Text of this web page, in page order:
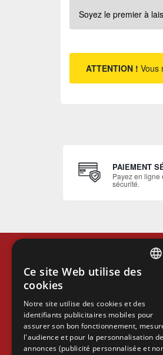
Soyez le premier à
ATTENTION ! Vous
PAIEMENT
Payez en ligne
sécurité.
Ce site Web utilise des
cookies
Notre site utilise des cookies et des
identifiants publicitaires mobiles pour
assurer son bon fonctionnement,
l'audience et pour la personnalisation
annonces (publicité personnalisée et